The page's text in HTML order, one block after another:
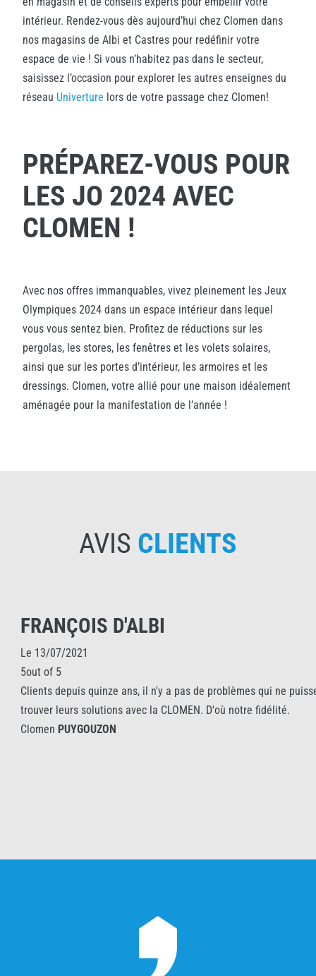
intérieur. Rendez-vous dès aujourd’hui chez Clomen dans
nos magasins de Albi et Castres pour redéfinir votre
espace de vie ! Si vous n’habitez pas dans le secteur,
saisissez l’occasion pour explorer les autres enseignes du
réseau Univerture lors de votre passage chez Clomen!
PRÉPAREZ-VOUS POUR
LES JO 2024 AVEC
CLOMEN !
Avec nos offres immanquables, vivez pleinement les Jeux
Olympiques 2024 dans un espace intérieur dans lequel
vous vous sentez bien. Profitez de réductions sur les
pergolas, les stores, les fenêtres et les volets solaires,
ainsi que sur les portes d’intérieur, les armoires et les
dressings. Clomen, votre allié pour une maison idéalement
aménagée pour la manifestation de l’année !
AVIS CLIENTS
FRANÇOIS D'ALBI
Le 13/07/2021
5out of 5
Clients depuis quinze ans, il n'y a pas de problèmes qui ne puisse
trouver leurs solutions avec la CLOMEN. D'où notre fidélité.
ClomenPUYGOUZON